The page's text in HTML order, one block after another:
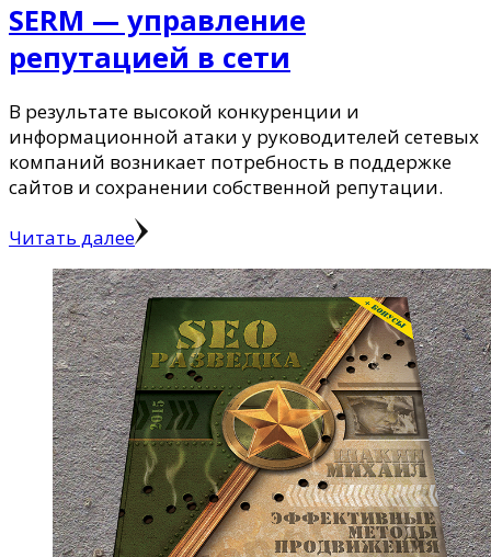
SERM — управление
репутацией в сети
В результате высокой конкуренции и
информационной атаки у руководителей сетевых
компаний возникает потребность в поддержке
сайтов и сохранении собственной репутации.
Читать далее